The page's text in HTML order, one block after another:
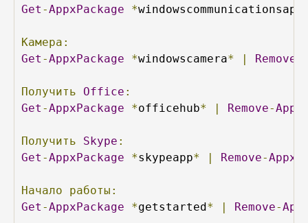
Get -AppxPackage *
Камера:
Get -AppxPackage *windowscamera* | Remove
Получить Office :
Get -AppxPackage *officehub* | Remove-
Получить Skype :
Get -AppxPackage *skypeapp* | Remove-
Начало
работы:
Get -AppxPackage *getstarted* | Remove-